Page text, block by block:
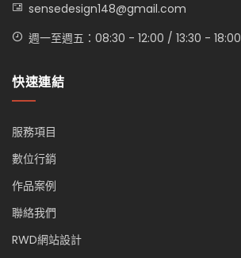
sensedesign148@gmail.com
週一至週五：08:30 - 12:00 / 13:30 - 18:00
快速連結
服務項目
數位行銷
作品案例
聯絡我們
RWD網站設計